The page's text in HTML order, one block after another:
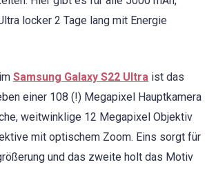
locker 2 Tage lang mit Energie
Samsung Galaxy S22 Ultra ist das
einer 108 (!) Megapixel Hauptkamera
weitwinklige 12 Megapixel Objektiv
mit optischem Zoom. Eins sorgt für
und das zweite holt das Motiv